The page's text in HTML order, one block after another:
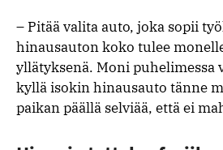
– Pitää valita auto, joka sopii
hinausauton koko tulee
yllätyksenä. Moni puhelimessa
kyllä isokin hinausauto tänne
paikan päällä selviää, että ei